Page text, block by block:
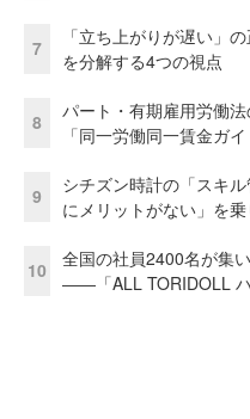
7
「立ち上がりが遅い」
を分解する4つの視点
8
パート・有期雇用労働
「同一労働同一賃金ガ
9
シチズン時計の「スキ
にメリットがない」を
10
全国の社員2400名が集
――「ALL TORIDOLL